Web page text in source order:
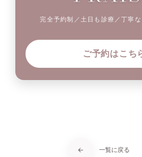
完全予約制／土日も診療／丁寧
ご予約はこち
一覧に戻る